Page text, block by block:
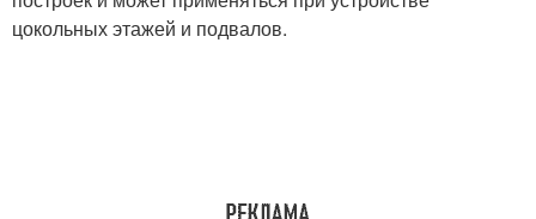
цокольных этажей и подвалов.